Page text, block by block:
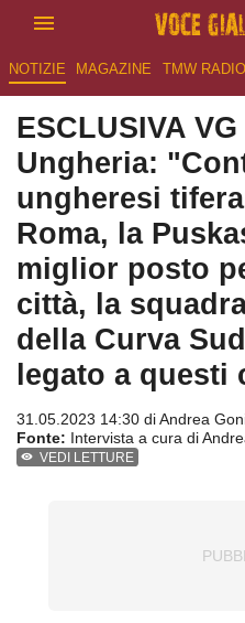
NOTIZIE MAGAZINE TMW RADIO
ESCLUSIVA
Ungheria:
ungheresi
Roma, la
miglior posto
città, la
della Curva
legato a questi
31.05.2023 14:30 diAndrea
Fonte: Intervista a cura di
VEDI LETTURE